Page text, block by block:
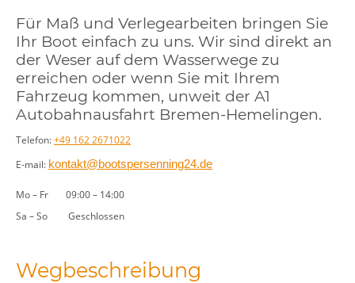
Für Maß und Verlegearbeiten bringen Sie
Ihr Boot einfach zu uns. Wir sind direkt an
der Weser auf dem Wasserwege zu
erreichen oder wenn Sie mit Ihrem
Fahrzeug kommen, unweit der A1
Autobahnausfahrt Bremen-Hemelingen.
Telefon:+49 162 2671022
E-mail: kontakt@bootspersenning24.de
Mo– Fr 09:00– 14:00
Sa –So Geschlossen
Wegbeschreibung